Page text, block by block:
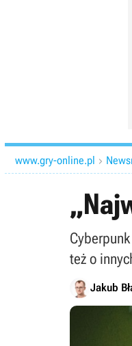
www.gry-online.pl 
też o
Jakub